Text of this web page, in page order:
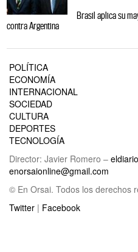
Brasil aplica su
contra Argentina
POLÍTICA
ECONOMÍA
INTERNACIONAL
SOCIEDAD
CULTURA
DEPORTES
TECNOLOGÍA
Director: Javier Romero –
enorsaionline@gmail.com
© En Orsai. Todos los derechos
Twitter | Facebook